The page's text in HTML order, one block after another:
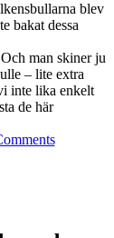
med
blev
bakat dessa
man skiner ju
– lite extra
inte lika enkelt
de här